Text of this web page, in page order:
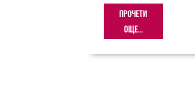
ПРОЧЕТИ
ОЩЕ...